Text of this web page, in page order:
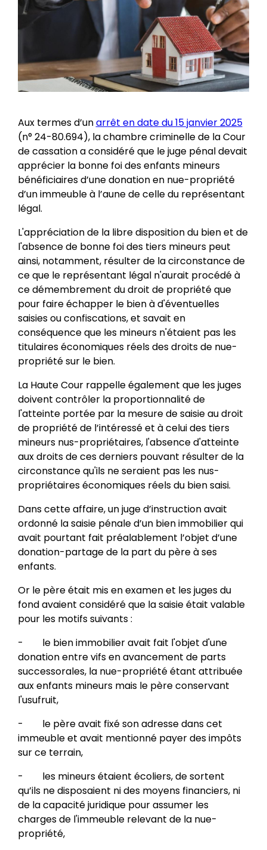
Aux termes d’unarrêt en date du 15 janvier 2025
(n° 24-80.694), la chambre criminelle de la Cour
de cassation a considéré que le juge pénal devait
apprécier la bonne foi des enfants mineurs
bénéficiaires d’une donation en nue-propriété
d’un immeuble à l’aune de celle du représentant
légal.
L'appréciation de la libre disposition du bien et de
l'absence de bonne foi des tiers mineurs peut
ainsi, notamment, résulter de la circonstance de
ce que le représentant légal n'aurait procédé à
ce démembrement du droit de propriété que
pour faire échapper le bien à d'éventuelles
saisies ou confiscations, et savait en
conséquence que les mineurs n'étaient pas les
titulaires économiques réels des droits de nue-
propriété sur le bien.
La Haute Cour rappelle également que les juges
doivent contrôler la proportionnalité de
l'atteinte portée par la mesure de saisie au droit
de propriété de l’intéressé et à celui des tiers
mineurs nus-propriétaires, l'absence d'atteinte
aux droits de ces derniers pouvant résulter de la
circonstance qu'ils ne seraient pas les nus-
propriétaires économiques réels du bien saisi.
Dans cette affaire, un juge d’instruction avait
ordonné la saisie pénale d’un bien immobilier qui
avait pourtant fait préalablement l’objet d’une
donation-partage de la part du père à ses
enfants.
Or le père était mis en examen et les juges du
fond avaient considéré que la saisie était valable
pour les motifs suivants :
- le bien immobilier avait fait l'objet d'une
donation entre vifs en avancement de parts
successorales, la nue-propriété étant attribuée
aux enfants mineurs mais le père conservant
l'usufruit,
- le père avait fixé son adresse dans cet
immeuble et avait mentionné payer des impôts
sur ce terrain,
- les mineurs étaient écoliers, de sortent
qu’ils ne disposaient ni des moyens financiers, ni
de la capacité juridique pour assumer les
charges de l'immeuble relevant de la nue-
propriété,